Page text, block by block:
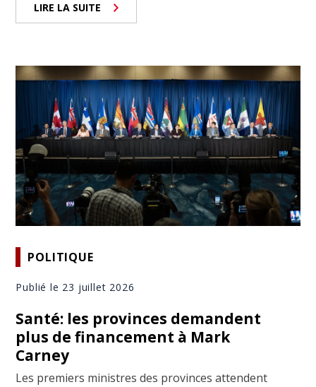
LIRE LA SUITE
POLITIQUE
Publié le 23 juillet 2026
Santé: les provinces demandent
plus de financement à Mark
Carney
Les premiers ministres des provinces attendent